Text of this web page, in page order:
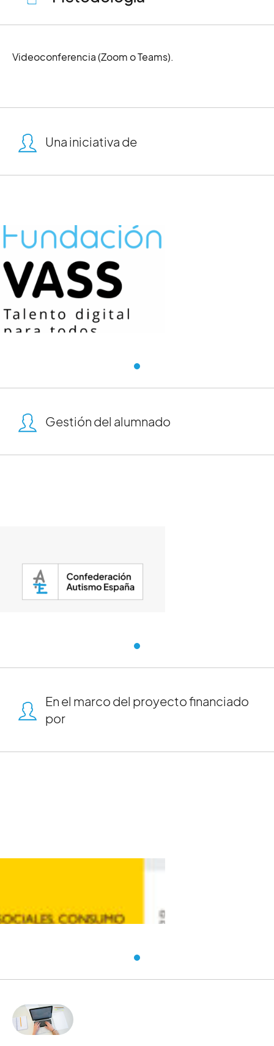
Videoconferencia (Zoom o Teams).
Una iniciativa de
Gestión del alumnado
En el marco del proyecto financiado
por
Ministerio de Derechos Sociales,